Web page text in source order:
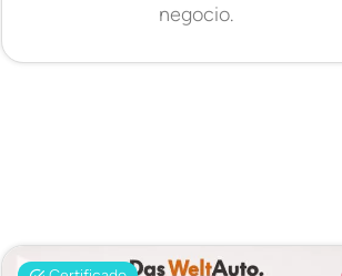
negocio.